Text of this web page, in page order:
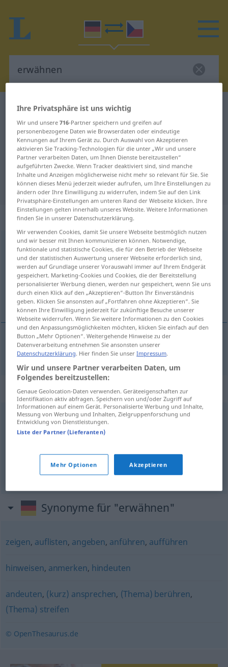
Deutsch-Tschechisch Wörterbuch
Deutsch-Tschechisch Übersetzung
für "erwähnen"
"erwähnen" Tschechisch
Übersetzung
„erwähnen“
erwähnen <ohnege;haben>
Übersicht aller Übersetzungen
(Für mehr Details die Übersetzung anklicken/antippen)
zmiňovat se
zmiňovat<zmínit> se( AKKo L) erwähnen
Beispielsätze für "erwähnen"
et mitkeiner Silbe erwähnenFIG
slovoseotom nezmínit
pochvalnĕ seokom zmiňovat <zmínit>
Synonyme für "erwähnen"
zeigen, auflisten, angeben, anführen, aufführen
hinweisen, anmerken, hindeuten
andeuten, (kurz) ansprechen, (Thema) berühren,
(Thema) streifen
© OpenThesaurus.de
Ihre Privatsphäre ist uns wichtig
Wir und unsere716-Partner speichern und greifen auf
personenbezogene Daten wie Browserdaten oder eindeutige
Kennungen auf Ihrem Gerät zu. Durch Auswahl von Akzeptieren
aktivieren Sie Tracking-Technologien für die unter „Wir und unsere
Partner verarbeiten Daten, um Ihnen Dienste bereitzustellen“
aufgeführten Zwecke. Wenn Tracker deaktiviert sind, sind manche
Inhalte und Anzeigen möglicherweise nicht mehr so relevant für Sie. Sie
können dieses Menü jederzeit wieder aufrufen, um Ihre Einstellungen zu
ändern oder Ihre Einwilligung zu widerrufen, indem Sie auf den Link
Privatsphäre-Einstellungen am unteren Rand der Webseite klicken. Ihre
Einstellungen gelten innerhalb unseres Website. Weitere Informationen
finden Sie in unserer Datenschutzerklärung.
Wir verwenden Cookies, damit Sie unsere Webseite bestmöglich nutzen
und wir besser mit Ihnen kommunizieren können. Notwendige,
funktionale und statistische Cookies, die für den Betrieb der Webseite
und der statistischen Auswertung unserer Webseite erforderlich sind,
werden auf Grundlage unserer Vorauswahl immer auf Ihrem Endgerät
gespeichert. Marketing-Cookies und Cookies, die der Bereitstellung
personalisierter Werbung dienen, werden nur gespeichert, wenn Sie uns
durch einen Klick auf den „Akzeptieren“-Button Ihr Einverständnis
geben. Klicken Sie ansonsten auf „Fortfahren ohne Akzeptieren“. Sie
können Ihre Einwilligung jederzeit für zukünftige Besuche unserer
Webseite widerrufen. Wenn Sie weitere Informationen zu den Cookies
und den Anpassungsmöglichkeiten möchten, klicken Sie einfach auf den
Button „Mehr Optionen“. Weitergehende Hinweise zu der
Datenverarbeitung entnehmen Sie ansonsten unserer
Datenschutzerklärung. Hier finden Sie unserImpressum.
Wir und unsere Partner verarbeiten Daten, um
Folgendes bereitzustellen:
Genaue Geolocation-Daten verwenden. Geräteeigenschaften zur
Identifikation aktiv abfragen. Speichern von und/oder Zugriff auf
Informationen auf einem Gerät. Personalisierte Werbung und Inhalte,
Messung von Werbung und Inhalten, Zielgruppenforschung und
Entwicklung von Dienstleistungen.
Liste der Partner (Lieferanten)
Mehr Optionen Akzeptieren